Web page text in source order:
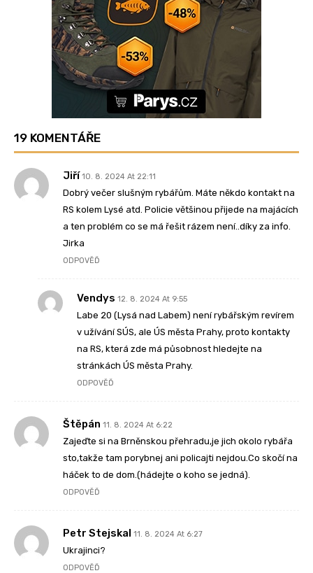
19 KOMENTÁŘE
Jiří 10. 8. 2024 At 22:11
Dobrý večer slušným rybářům. Máte někdo kontakt na
RS kolem Lysé atd. Policie většinou přijede na majácích
a ten problém co se má řešit rázem není..díky za info.
Jirka
ODPOVĚĎ
Vendys 12. 8. 2024 At 9:55
Labe 20 (Lysá nad Labem) není rybářským revírem
v užívání SÚS, ale ÚS města Prahy, proto kontakty
na RS, která zde má působnost hledejte na
stránkách ÚS města Prahy.
ODPOVĚĎ
Štěpán 11. 8. 2024 At 6:22
Zajeďte si na Brněnskou přehradu,je jich okolo rybářa
sto,takže tam porybnej ani policajti nejdou.Co skočí na
háček to de dom.(hádejte o koho se jedná).
ODPOVĚĎ
Petr Stejskal 11. 8. 2024 At 6:27
Ukrajinci?
ODPOVĚĎ